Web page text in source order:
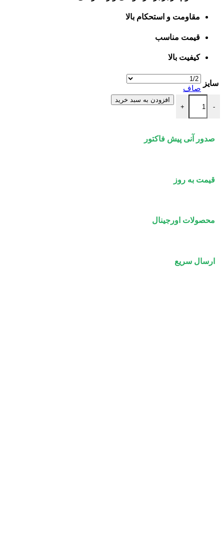
مقاومت و استحکام بالا
قیمت مناسب
کیفیت بالا
سایز
صاف
-
+
افزودن به سبد خرید
صدور آنی پیش فاکتور
قیمت به روز
محصولات اورجینال
ارسال سریع